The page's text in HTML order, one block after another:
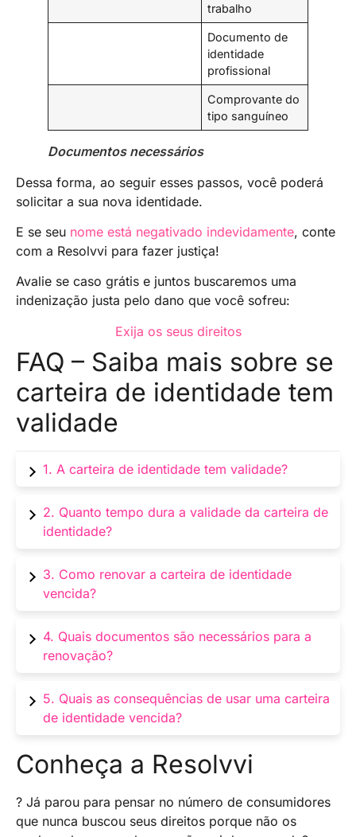
trabalho
Documento de
identidade
profissional
Comprovante do
tipo sanguíneo
Documentos necessários
Dessa forma, ao seguir esses passos, você poderá
solicitar a sua nova identidade.
E se seu nome está negativado indevidamente, conte
com a Resolvvi para fazer justiça!
Avalie se caso grátis e juntos buscaremos uma
indenização justa pelo dano que você sofreu:
Exija os seus direitos
FAQ – Saiba mais sobre se
carteira de identidade tem
validade
1. A carteira de identidade tem validade?
Sim, a carteira de identidade tem validade.
Então, a duração varia conforme a idade do
portador.
2. Quanto tempo dura a validade da carteira de
identidade?
Depende da idade. Para menores de 18 anos,
geralmente é válida por 5 anos. Porém, para
maiores de 18, a validade pode ser de 10 anos.
3. Como renovar a carteira de identidade
vencida?
Você precisa agendar um atendimento no
órgão emissor, levar documentos necessários e
pagar uma taxa, se aplicável.
4. Quais documentos são necessários para a
renovação?
Geralmente, são necessários: a carteira de
identidade antiga, uma foto recente,
comprovante de residência e certidão de
5. Quais as consequências de usar uma carteira
de identidade vencida?
Você pode enfrentar problemas legais e
dificuldades para acessar serviços que exigem
Conheça a Resolvvi
? Já parou para pensar no número de consumidores
que nunca buscou seus direitos porque não os